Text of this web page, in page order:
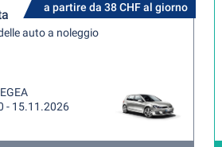
a partire da 38 CHF al giorno
auto a noleggio
- 15.11.2026